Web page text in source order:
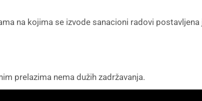
na kojima se izvode sanacioni radovi
prelazima nema dužih zadržavanja.